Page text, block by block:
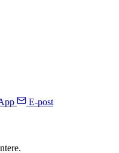
E-post